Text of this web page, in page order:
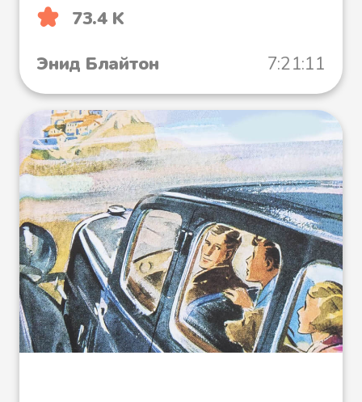
Файл 31
Файл 32
Файл 33
73.4 K
Энид Блайтон
7:21:11